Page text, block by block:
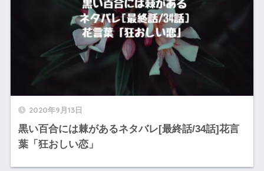
2020年9月13日
黒い百合には棘があるネタバレ[最終話/34話]花言
葉「狂おしい恋」